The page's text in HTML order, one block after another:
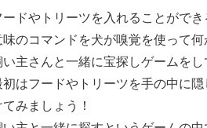
ードやトリーツを入れることがで
のコマンドを犬が嗅覚を使って
主さんと一緒に宝探しゲームを
初はフードやトリーツを手の中に
てみましょう！